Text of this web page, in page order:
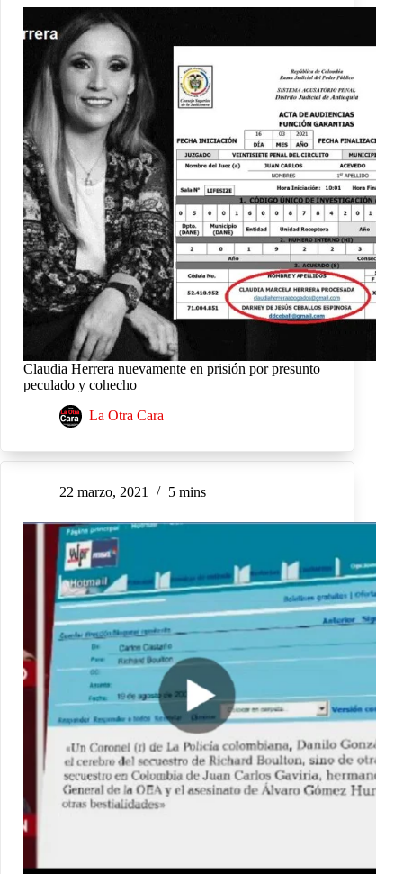
Claudia Herrera nuevamente en prisión por presunto
peculado y cohecho
La Otra Cara
22 marzo, 2021 5 mins